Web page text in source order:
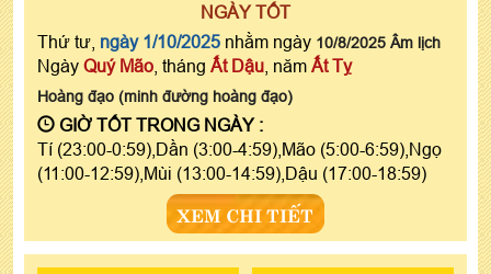
NGÀY TỐT
Thứ tư, ngày 1/10/2025 nhằm ngày 10/8/2025 Âm lịch
Ngày Quý Mão , tháng Ất Dậu , năm Ất Tỵ
Hoàng đạo (minh đường hoàng đạo)
GIỜ TỐT TRONG NGÀY :
Tí (23:00-0:59),Dần (3:00-4:59),Mão (5:00-6:59),Ngọ
(11:00-12:59),Mùi (13:00-14:59),Dậu (17:00-18:59)
XEM CHI TIẾT